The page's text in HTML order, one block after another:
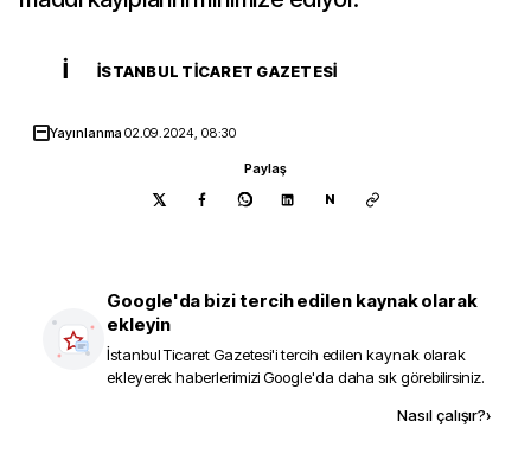
İ İSTANBUL TICARET GAZETESI
Yayınlanma02.09.2024, 08:30
Paylaş
N
Google'da bizi tercih edilen kaynak olarak
ekleyin
İstanbul Ticaret Gazetesi'i tercih edilen kaynak olarak
ekleyerek haberlerimizi Google'da daha sık görebilirsiniz.
Nasıl çalışır?›